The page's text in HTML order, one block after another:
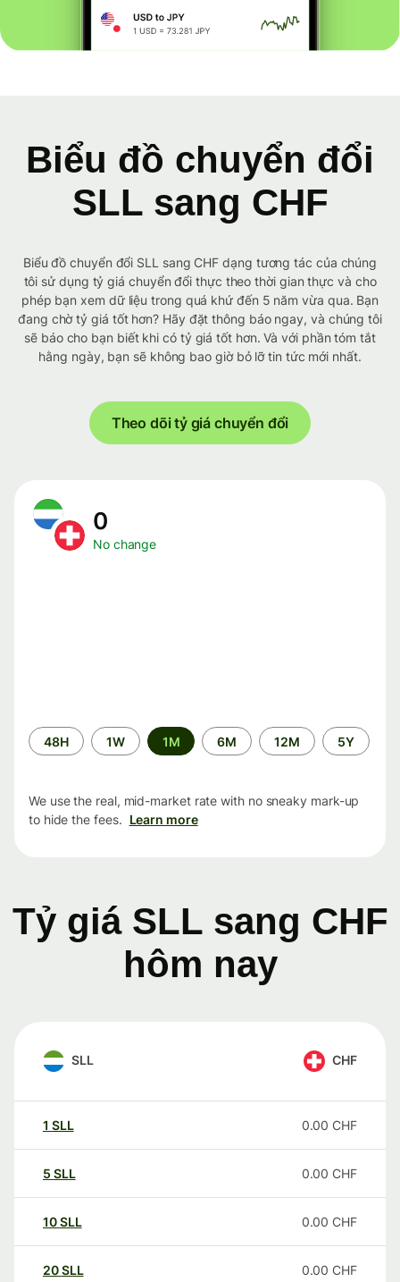
Biểu đồ chuyển đổi
SLL sang CHF
Biểu đồ chuyển đổi SLL sang CHF dạng tương tác của chúng
tôi sử dụng tỷ giá chuyển đổi thực theo thời gian thực và cho
phép bạn xem dữ liệu trong quá khứ đến 5 năm vừa qua. Bạn
đang chờ tỷ giá tốt hơn? Hãy đặt thông báo ngay, và chúng tôi
sẽ báo cho bạn biết khi có tỷ giá tốt hơn. Và với phần tóm tắt
hằng ngày, bạn sẽ không bao giờ bỏ lỡ tin tức mới nhất.
Theo dõi tỷ giá chuyển đổi
0
No change
Time
period
48H 1W 1M 6M 12M 5Y
We use the real, mid-market rate with no sneaky mark-up
to hide the fees. Learn more
Tỷ giá SLL sang CHF
hôm nay
SLL CHF
1 SLL 0.00 CHF
5 SLL 0.00 CHF
10SLL 0.00 CHF
20SLL 0.00 CHF